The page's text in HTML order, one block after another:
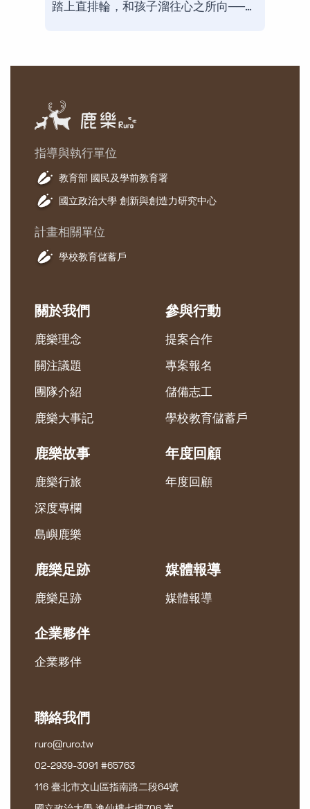
踏上直排輪，和孩子溜往心之所向──直排輪教練小龍
指導與執行單位
教育部 國民及學前教育署
國立政治大學 創新與創造力研究中心
計畫相關單位
學校教育儲蓄戶
關於我們
鹿樂理念
關注議題
團隊介紹
鹿樂大事記
參與行動
提案合作
專案報名
儲備志工
學校教育儲蓄戶
鹿樂故事
鹿樂行旅
深度專欄
島嶼鹿樂
年度回顧
年度回顧
鹿樂足跡
鹿樂足跡
媒體報導
媒體報導
企業夥伴
企業夥伴
聯絡我們
ruro@ruro.tw
02-2939-3091 #65763
116 臺北市文山區指南路二段64號